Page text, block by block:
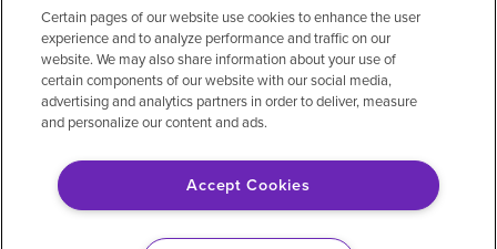
© 2026 Encompass Health Corporation
Preferencias de cookies
Aviso legal: Se tradujo con la ayuda de
inteligencia artificial (IA). La versión en inglés
Certain pages of our website use cookies to enhance the user
experience and to analyze performance and traffic on our
website. We may also share information about your use of
certain components of our website with our social media,
advertising and analytics partners in order to deliver, measure
and personalize our content and ads.
Accept Cookies